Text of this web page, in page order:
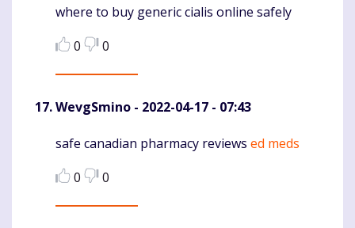
where to buy generic cialis online safely
0
0
WevgSmino - 2022-04-17 - 07:43
Komentaras
safe canadian pharmacy reviews ed meds
0
0